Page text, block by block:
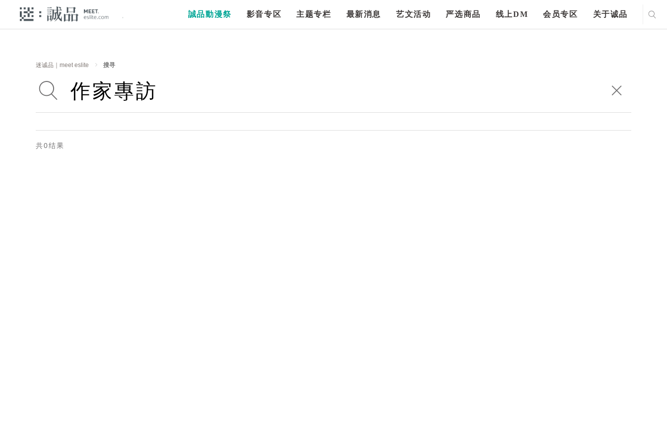
誠品動漫祭 影音专区 主题专栏 最新消息 艺文活动 严选商品 线上DM 会员专区 关于诚品
迷诚品｜meet eslite 搜寻
共0结果